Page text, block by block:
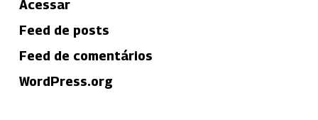
Acessar
Feed de posts
Feed de comentários
WordPress.org